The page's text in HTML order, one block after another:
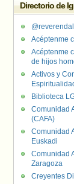
Directorio de
Acéptenme
Acéptenme
de hijos
Activos y
Biblioteca
Comunidad
(CAFA)
Comunidad
Euskadi
Comunidad
Zaragoza
Creyentes